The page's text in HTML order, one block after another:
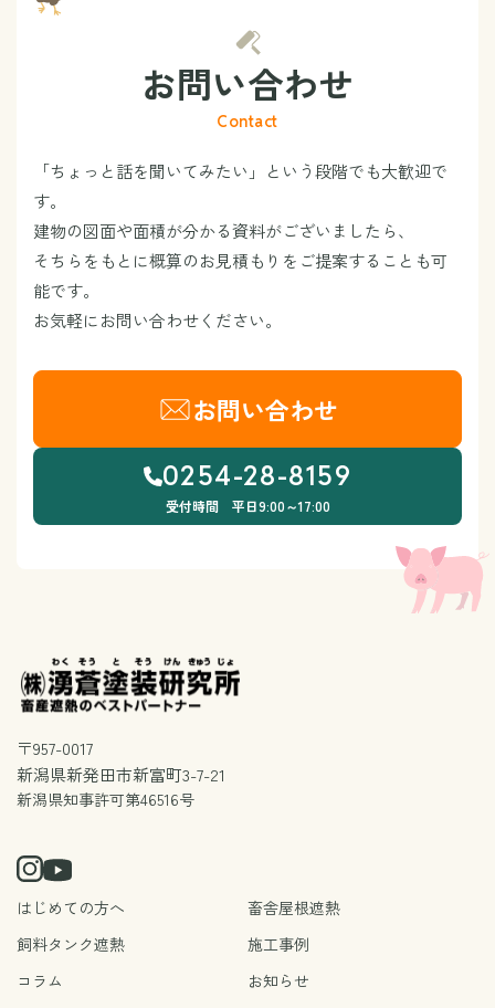
お問い合わせ
Contact
「ちょっと話を聞いてみたい」という段階でも大歓迎で
す。
建物の図面や面積が分かる資料がございましたら、
そちらをもとに概算のお見積もりをご提案することも可
能です。
お気軽にお問い合わせください。
お問い合わせ
0254-28-8159
受付時間 平日9:00～17:00
〒957-0017
新潟県新発田市新富町3-7-21
新潟県知事許可第46516号
畜舎屋根遮熱
飼料タンク遮熱
施工事例
コラム
お知らせ
はじめての方へ